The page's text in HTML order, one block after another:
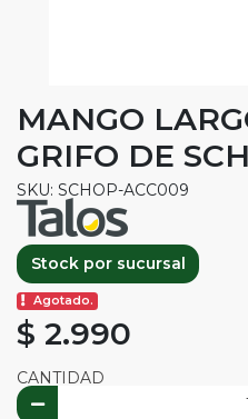
MANGO
GRIFO DE
SKU: SCHOP-ACC009
Stock por sucursal
Agotado.
$ 2.990
CANTIDAD